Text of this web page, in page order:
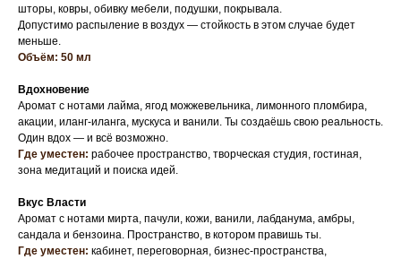
шторы, ковры, обивку мебели, подушки, покрывала.
Допустимо распыление в воздух — стойкость в этом случае будет
меньше.
Объём: 50 мл
Вдохновение
Аромат с нотами лайма, ягод можжевельника, лимонного пломбира,
акации, иланг-иланга, мускуса и ванили. Ты создаёшь свою реальность.
Один вдох — и всё возможно.
Где уместен: рабочее пространство, творческая студия, гостиная,
зона медитаций и поиска идей.
Вкус Власти
Аромат с нотами мирта, пачули, кожи, ванили, лабданума, амбры,
сандала и бензоина. Пространство, в котором правишь ты.
Где уместен: кабинет, переговорная, бизнес-пространства,